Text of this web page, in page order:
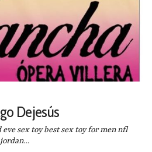
Dejesús
sex toy best sex toy for men nfl
jordan…